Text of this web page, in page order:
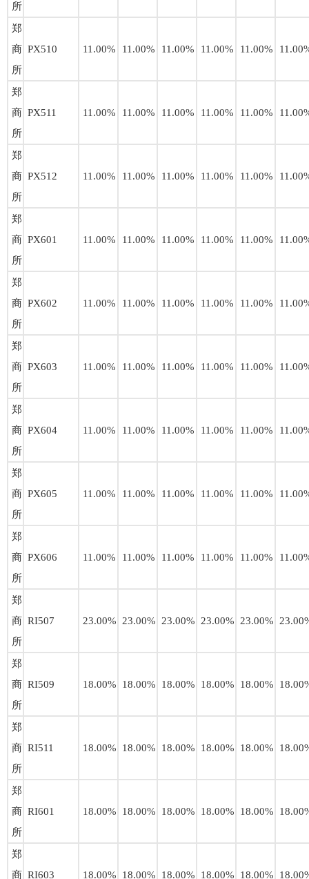
所
郑
商
所
PX510 11.00% 11.00% 11.00% 11.00% 11.00%
郑
商
所
PX511 11.00% 11.00% 11.00% 11.00% 11.00%
郑
商
所
PX512 11.00% 11.00% 11.00% 11.00% 11.00%
郑
商
所
PX601 11.00% 11.00% 11.00% 11.00% 11.00%
郑
商
所
PX602 11.00% 11.00% 11.00% 11.00% 11.00%
郑
商
所
PX603 11.00% 11.00% 11.00% 11.00% 11.00%
郑
商
所
PX604 11.00% 11.00% 11.00% 11.00% 11.00%
郑
商
所
PX605 11.00% 11.00% 11.00% 11.00% 11.00%
郑
商
所
PX606 11.00% 11.00% 11.00% 11.00% 11.00%
郑
商
所
RI507 23.00% 23.00% 23.00% 23.00% 23.00%
郑
商
所
RI509 18.00% 18.00% 18.00% 18.00% 18.00%
郑
商
所
RI511 18.00% 18.00% 18.00% 18.00% 18.00%
郑
商
所
RI601 18.00% 18.00% 18.00% 18.00% 18.00%
郑
商 RI603 18.00% 18.00% 18.00% 18.00% 18.00%